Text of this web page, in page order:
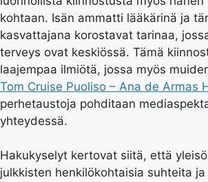
kohtaan. Isän ammatti lääkärinä ja
kasvattajana korostavat tarinaa,
terveys ovat keskiössä. Tämä
laajempaa ilmiötä, jossa myös
Tom Cruise Puoliso – Ana de Armas
perhetaustoja pohditaan
yhteydessä.
Hakukyselyt kertovat siitä, että
julkkisten henkilökohtaisia suhteita